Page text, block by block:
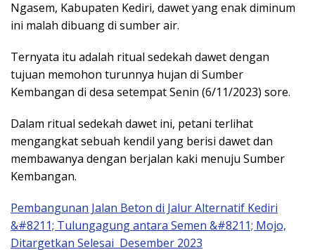
Ngasem, Kabupaten Kediri, dawet yang enak diminum
ini malah dibuang di sumber air.
Ternyata itu adalah ritual sedekah dawet dengan
tujuan memohon turunnya hujan di Sumber
Kembangan di desa setempat Senin (6/11/2023) sore.
Dalam ritual sedekah dawet ini, petani terlihat
mengangkat sebuah kendil yang berisi dawet dan
membawanya dengan berjalan kaki menuju Sumber
Kembangan.
Pembangunan Jalan Beton di Jalur Alternatif Kediri
&#8211; Tulungagung antara Semen &#8211; Mojo,
Ditargetkan Selesai Desember 2023